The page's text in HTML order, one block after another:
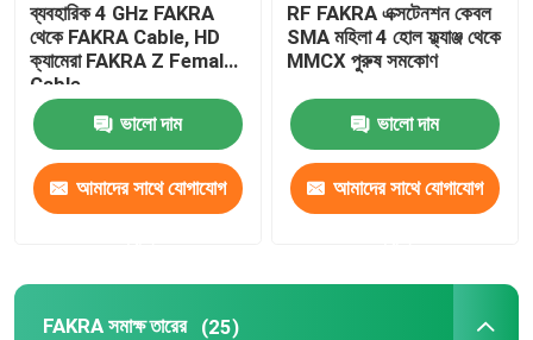
ব্যবহারিক 4 GHz FAKRA
থেকে FAKRA Cable, HD
ক্যামেরা FAKRA Z Female
Cable
ভালো দাম
আমাদের সাথে যোগাযোগ
RF FAKRA এক্সটেনশন কেবল
SMA মহিলা 4 হোল ফ্ল্যাঞ্জ থেকে
MMCX পুরুষ সমকোণ
ভালো দাম
আমাদের সাথে যোগাযোগ
FAKRA সমাক্ষ তারের (25)